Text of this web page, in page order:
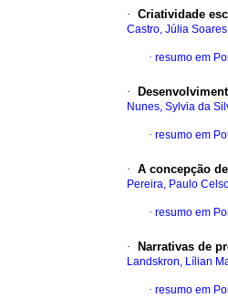
· Criatividade
Castro, Júlia
· resumo em
·
Nunes, Sylvia da
· resumo em
· A concepção
Pereira, Paulo
· resumo em
· Narrativas de
Landskron, Lílian
· resumo em